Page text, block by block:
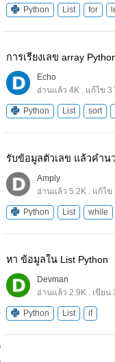
Python List for
การเรียงเลข array
Echo
อ่านแล้ว 4K . แก้ไข
Python List sort
รับข้อมูลตัวเลข แล้วคำน
Amply
อ่านแล้ว 5.2K . แก้ไข
Python List while
หา ข้อมูลใน List Python
Devman
อ่านแล้ว 2.9K . เขียน
Python List if